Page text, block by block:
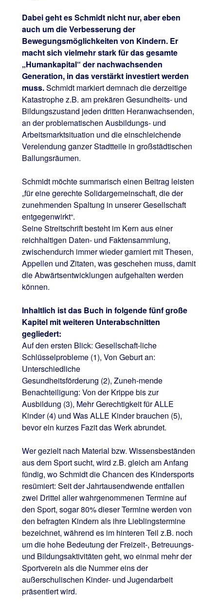
Dabei geht es Schmidt nicht nur, aber eben
auch um die Verbesserung der
Bewegungsmöglichkeiten von Kindern. Er
macht sich vielmehr stark für das gesamte
„Humankapital“ der nachwachsenden
Generation, in das verstärkt investiert werden
muss.Schmidt markiert demnach die derzeitige
Katastrophe z.B. am prekären Gesundheits- und
Bildungszustand jeden dritten Heranwachsenden,
an der problematischen Ausbildungs- und
Arbeitsmarktsituation und die einschleichende
Verelendung ganzer Stadtteile in großstädtischen
Ballungsräumen.
Schmidt möchte summarisch einen Beitrag leisten
„für eine gerechte Solidargemeinschaft, die der
zunehmenden Spaltung in unserer Gesellschaft
entgegenwirkt“.
Seine Streitschrift besteht im Kern aus einer
reichhaltigen Daten- und Faktensammlung,
zwischendurch immer wieder garniert mit Thesen,
Appellen und Zitaten, was geschehen muss, damit
die Abwärtsentwicklungen aufgehalten werden
können.
Inhaltlich ist das Buch in folgende fünf große
Kapitel mit weiteren Unterabschnitten
gegliedert:
Auf den ersten Blick: Gesellschaft-liche
Schlüsselprobleme (1), Von Geburt an:
Unterschiedliche
Gesundheitsförderung (2), Zuneh-mende
Benachteiligung: Von der Krippe bis zur
Ausbildung (3), Mehr Gerechtigkeit für ALLE
Kinder (4) und Was ALLE Kinder brauchen (5),
bevor ein kurzes Fazit das Werk abrundet.
Wer gezielt nach Material bzw. Wissensbeständen
aus dem Sport sucht, wird z.B. gleich am Anfang
fündig, wo Schmidt die Chancen des Kindersports
resümiert: Seit der Jahrtausendwende entfallen
zwei Drittel aller wahrgenommenen Termine auf
den Sport, sogar 80% dieser Termine werden von
den befragten Kindern als ihre Lieblingstermine
bezeichnet, während es im hinteren Teil z.B. noch
um die hohe Bedeutung der Freizeit-, Betreuungs-
und Bildungsaktivitäten geht, wo einmal mehr der
Sportverein als die Nummer eins der
außerschulischen Kinder- und Jugendarbeit
präsentiert wird.